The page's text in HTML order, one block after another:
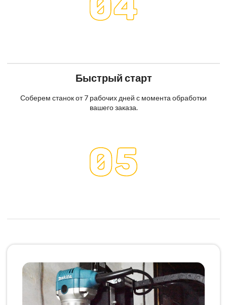
Быстрый старт
Соберем станок от 7 рабочих дней с момента обработки
вашего заказа.